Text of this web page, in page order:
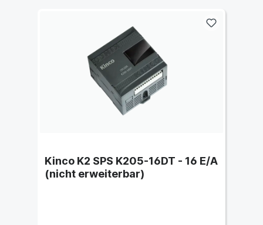
Kinco K2 SPS K205-16DT - 16 E/A
(nicht erweiterbar)